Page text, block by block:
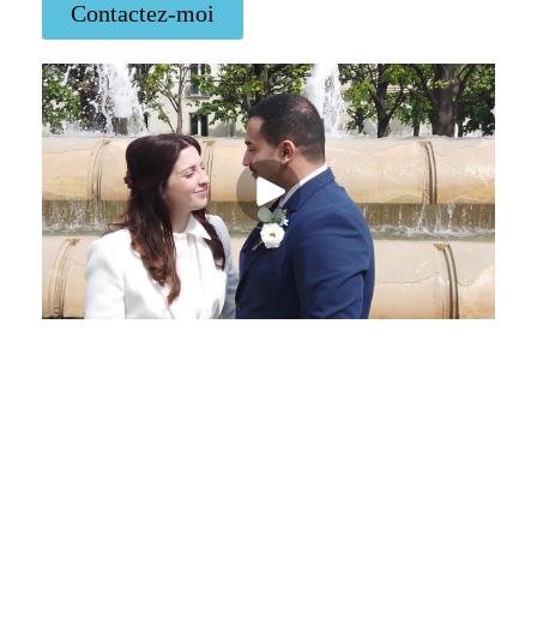
Contactez-moi